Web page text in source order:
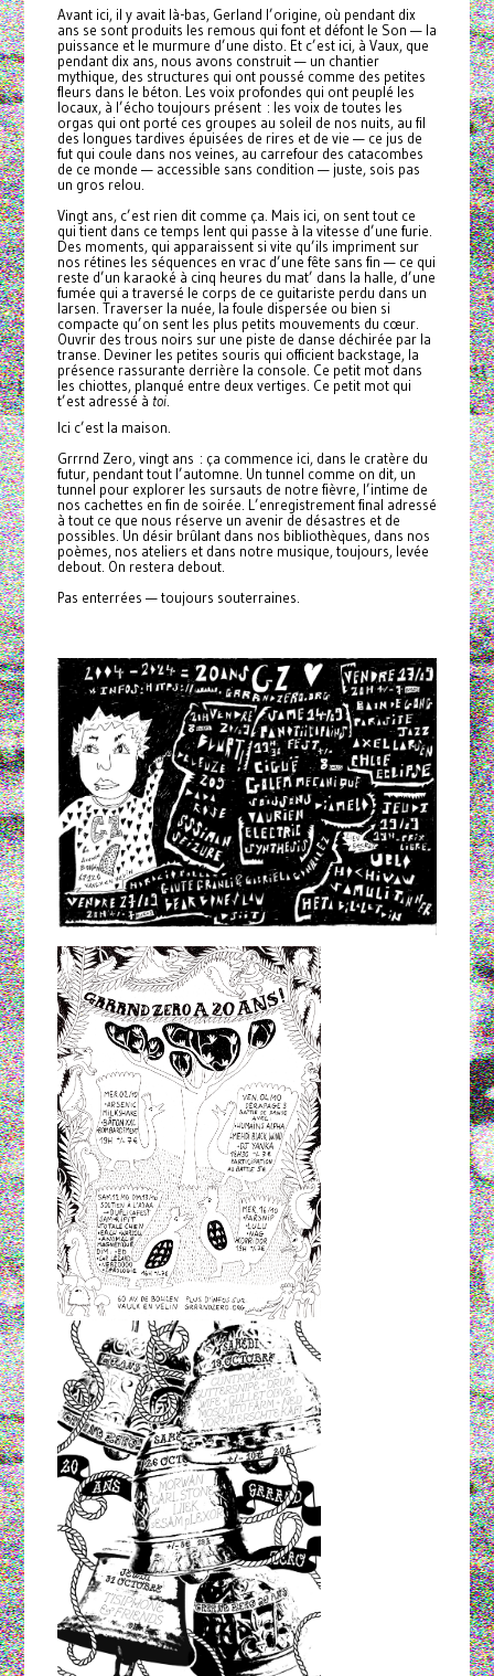
Avant ici, il y avait là-bas, Gerland l’origine, où pendant dix
ans se sont produits les remous qui font et défont le Son — la
puissance et le murmure d’une disto. Et c’est ici, à Vaux, que
pendant dix ans, nous avons construit — un chantier
mythique, des structures qui ont poussé comme des petites
fleurs dans le béton. Les voix profondes qui ont peuplé les
locaux, à l’écho toujours présent : les voix de toutes les
orgas qui ont porté ces groupes au soleil de nos nuits, au fil
des longues tardives épuisées de rires et de vie — ce jus de
fut qui coule dans nos veines, au carrefour des catacombes
de ce monde — accessible sans condition — juste, sois pas
un gros relou.
Vingt ans, c’est rien dit comme ça. Mais ici, on sent tout ce
qui tient dans ce temps lent qui passe à la vitesse d’une furie.
Des moments, qui apparaissent si vite qu’ils impriment sur
nos rétines les séquences en vrac d’une fête sans fin — ce qui
reste d’un karaoké à cinq heures du mat’ dans la halle, d’une
fumée qui a traversé le corps de ce guitariste perdu dans un
larsen. Traverser la nuée, la foule dispersée ou bien si
compacte qu’on sent les plus petits mouvements du cœur.
Ouvrir des trous noirs sur une piste de danse déchirée par la
transe. Deviner les petites souris qui officient backstage, la
présence rassurante derrière la console. Ce petit mot dans
les chiottes, planqué entre deux vertiges. Ce petit mot qui
t’est adressé à toi.
Ici c’est la maison.
Grrrnd Zero, vingt ans : ça commence ici, dans le cratère du
futur, pendant tout l’automne. Un tunnel comme on dit, un
tunnel pour explorer les sursauts de notre fièvre, l’intime de
nos cachettes en fin de soirée. L’enregistrement final adressé
à tout ce que nous réserve un avenir de désastres et de
possibles. Un désir brûlant dans nos bibliothèques, dans nos
poèmes, nos ateliers et dans notre musique, toujours, levée
debout. On restera debout.
Pas enterrées — toujours souterraines.